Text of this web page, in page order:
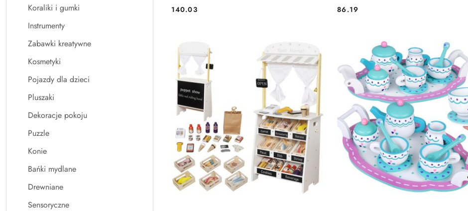
Koraliki i gumki
Instrumenty
Zabawki kreatywne
Kosmetyki
Pojazdy dla dzieci
Pluszaki
Dekoracje pokoju
Puzzle
Konie
Bańki mydlane
Drewniane
Sensoryczne
Cena:
140.03 Cena:
86.19